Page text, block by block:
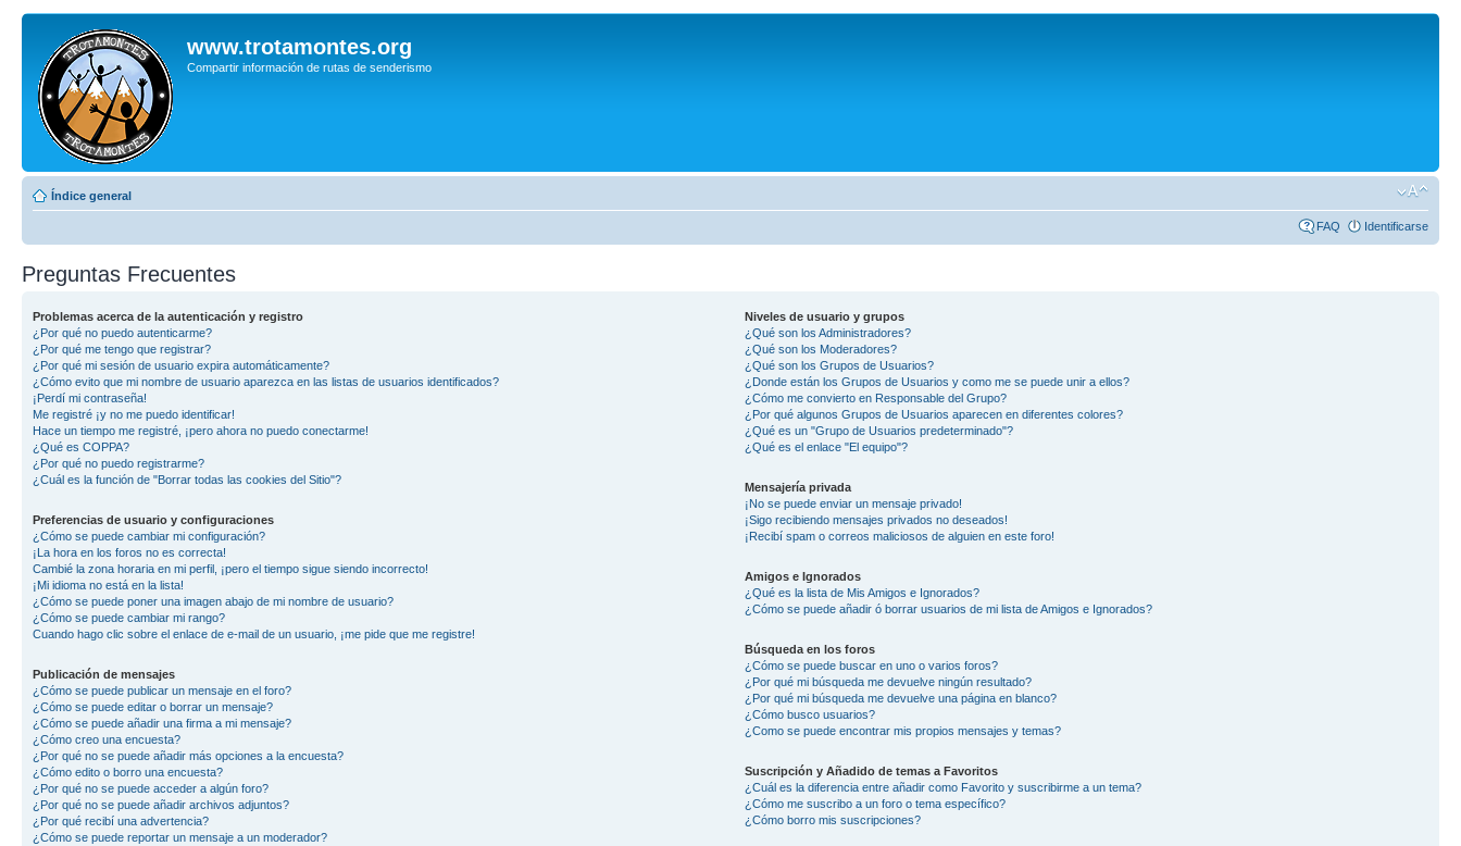
www.trotamontes.org
Compartir información de rutas de senderismo
Índice general
FAQ Identificarse
Preguntas Frecuentes
Problemas acerca de la autenticación y registro
¿Por qué no puedo autenticarme?
¿Por qué me tengo que registrar?
¿Por qué mi sesión de usuario expira automáticamente?
¿Cómo evito que mi nombre de usuario aparezca en las listas de usuarios identificados?
¡Perdí mi contraseña!
Me registré ¡y no me puedo identificar!
Hace un tiempo me registré, ¡pero ahora no puedo conectarme!
¿Qué es COPPA?
¿Por qué no puedo registrarme?
¿Cuál es la función de "Borrar todas las cookies del Sitio"?
Preferencias de usuario y configuraciones
¿Cómo se puede cambiar mi configuración?
¡La hora en los foros no es correcta!
Cambié la zona horaria en mi perfil, ¡pero el tiempo sigue siendo incorrecto!
¡Mi idioma no está en la lista!
¿Cómo se puede poner una imagen abajo de mi nombre de usuario?
¿Cómo se puede cambiar mi rango?
Cuando hago clic sobre el enlace de e-mail de un usuario, ¡me pide que me registre!
Publicación de mensajes
¿Cómo se puede publicar un mensaje en el foro?
¿Cómo se puede editar o borrar un mensaje?
¿Cómo se puede añadir una firma a mi mensaje?
¿Cómo creo una encuesta?
¿Por qué no se puede añadir más opciones a la encuesta?
¿Cómo edito o borro una encuesta?
¿Por qué no se puede acceder a algún foro?
¿Por qué no se puede añadir archivos adjuntos?
¿Por qué recibí una advertencia?
¿Cómo se puede reportar un mensaje a un moderador?
Niveles de usuario y grupos
¿Qué son los Administradores?
¿Qué son los Moderadores?
¿Qué son los Grupos de Usuarios?
¿Donde están los Grupos de Usuarios y como me se puede unir a ellos?
¿Cómo me convierto en Responsable del Grupo?
¿Por qué algunos Grupos de Usuarios aparecen en diferentes colores?
¿Qué es un "Grupo de Usuarios predeterminado"?
¿Qué es el enlace "El equipo"?
Mensajería privada
¡No se puede enviar un mensaje privado!
¡Sigo recibiendo mensajes privados no deseados!
¡Recibí spam o correos maliciosos de alguien en este foro!
Amigos e Ignorados
¿Qué es la lista de Mis Amigos e Ignorados?
¿Cómo se puede añadir ó borrar usuarios de mi lista de Amigos e Ignorados?
Búsqueda en los foros
¿Cómo se puede buscar en uno o varios foros?
¿Por qué mi búsqueda me devuelve ningún resultado?
¿Por qué mi búsqueda me devuelve una página en blanco?
¿Cómo busco usuarios?
¿Como se puede encontrar mis propios mensajes y temas?
Suscripción y Añadido de temas a Favoritos
¿Cuál es la diferencia entre añadir como Favorito y suscribirme a un tema?
¿Cómo me suscribo a un foro o tema específico?
¿Cómo borro mis suscripciones?